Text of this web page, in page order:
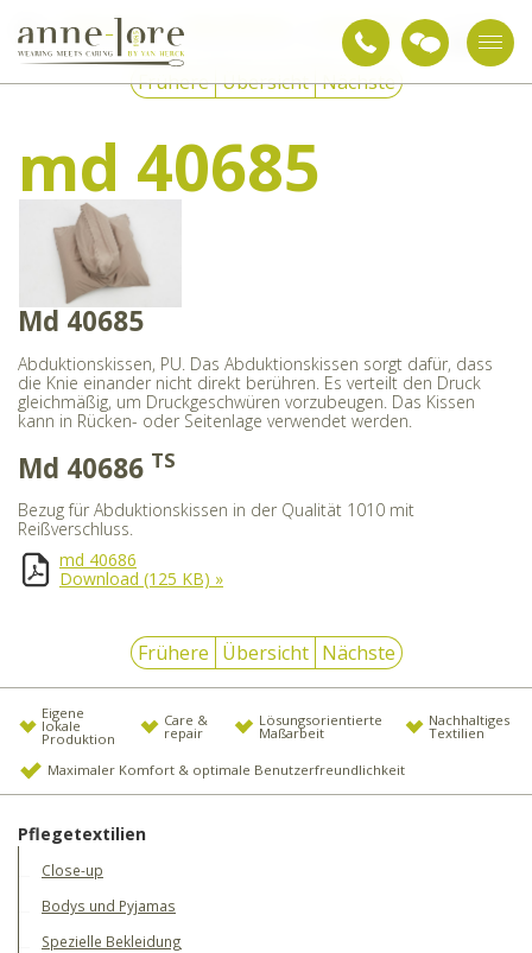
Pflegetextilien Lagerungskissen md 40685
Frühere Übersicht Nächste
md 40685
Md 40685
Abduktionskissen, PU. Das Abduktionskissen sorgt dafür, dass
die Knie einander nicht direkt berühren. Es verteilt den Druck
gleichmäßig, um Druckgeschwüren vorzubeugen. Das Kissen
kann in Rücken- oder Seitenlage verwendet werden.
Md 40686 TS
Bezug für Abduktionskissen in der Qualität 1010 mit
Reißverschluss.
md 40686
Download (125 KB) »
Frühere Übersicht Nächste
Eigene
lokale
Produktion
Care &
repair
Lösungsorientierte
Maßarbeit
Nachhaltiges
Textilien
Maximaler Komfort & optimale Benutzerfreundlichkeit
Pflegetextilien
Close-up
Bodys und Pyjamas
Spezielle Bekleidung